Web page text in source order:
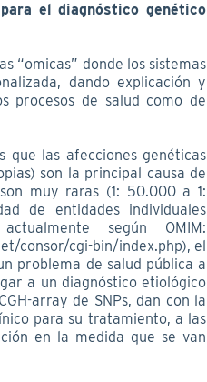
el diagnóstico genético
“omicas” donde los sistemas
dando explicación y
procesos de salud como de
que las afecciones genéticas
son la principal causa de
muy raras (1: 50.000 a 1:
de entidades individuales
según OMIM:
consor/cgi-bin/index.php), el
problema de salud pública a
a un diagnóstico etiológico
array de SNPs, dan con la
para su tratamiento, a las
en la medida que se van